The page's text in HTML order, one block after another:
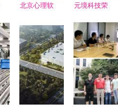
北京心理软
询解析
元境科技荣
中国虚拟人
创新势力奖
两项大奖